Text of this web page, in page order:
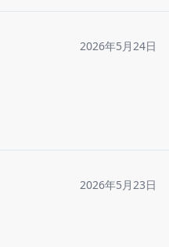
2026年5月24日
2026年5月23日